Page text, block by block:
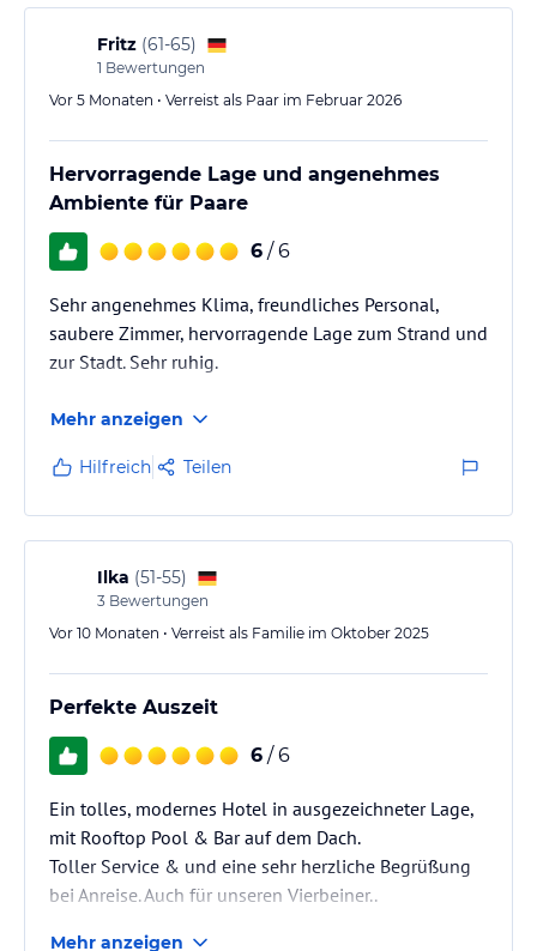
Fritz (61-65)
1 Bewertungen
Vor 5 Monaten • Verreist als Paar im Februar 2026
Hervorragende Lage und angenehmes
Ambiente für Paare
6 / 6
Sehr angenehmes Klima, freundliches Personal,
saubere Zimmer, hervorragende Lage zum Strand und
zur Stadt. Sehr ruhig.
Mehr anzeigen
Hilfreich Teilen
Ilka (51-55)
3 Bewertungen
Vor 10 Monaten • Verreist als Familie im Oktober 2025
Perfekte Auszeit
6 / 6
Ein tolles, modernes Hotel in ausgezeichneter Lage,
mit Rooftop Pool & Bar auf dem Dach.
Toller Service & und eine sehr herzliche Begrüßung
bei Anreise. Auch für unseren Vierbeiner..
Mehr anzeigen